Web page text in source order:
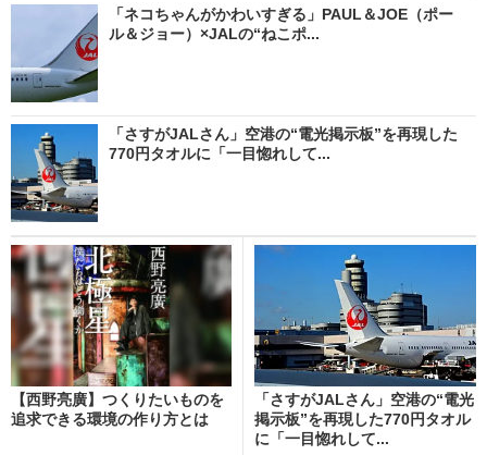
「ネコちゃんがかわいすぎる」PAUL＆JOE（ポー
ル＆ジョー）×JALの“ねこポ...
「さすがJALさん」空港の“電光掲示板”を再現した
770円タオルに「一目惚れして...
【西野亮廣】つくりたいものを
追求できる環境の作り方とは
「さすがJALさん」空港の“電光
掲示板”を再現した770円タオル
に「一目惚れして...